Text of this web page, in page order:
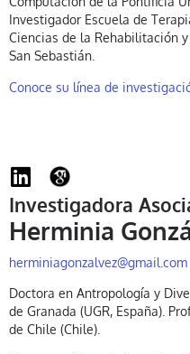
Investigador Escuela de
Ciencias de la Rehabilitación
San Sebastián.
Conoce su línea de
Investigadora
Herminia
herminiagonzalvez@gmail.com
Doctora en Antropología y
de Granada (UGR, España).
de Chile (Chile).